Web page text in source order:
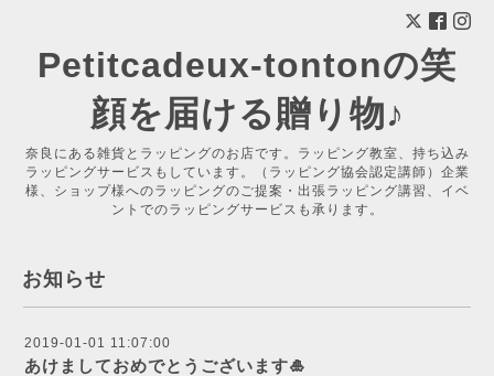
Petitcadeux-tontonの笑
顔を届ける贈り物♪
奈良にある雑貨とラッピングのお店です。ラッピング教室、持ち込み
ラッピングサービスもしています。（ラッピング協会認定講師）企業
様、ショップ様へのラッピングのご提案・出張ラッピング講習、イベ
ントでのラッピングサービスも承ります。
お知らせ
2019-01-01 11:07:00
あけましておめでとうございます🎍